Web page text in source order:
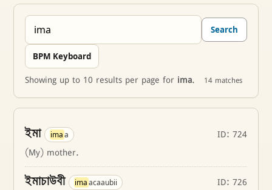
Search
BPM Keyboard
Showing up to 10 results per page for ima. 14 matches
ইমা imaa
ID: 724
(My) mother.
ইমাচাউবী imaacaaubii
ID: 726